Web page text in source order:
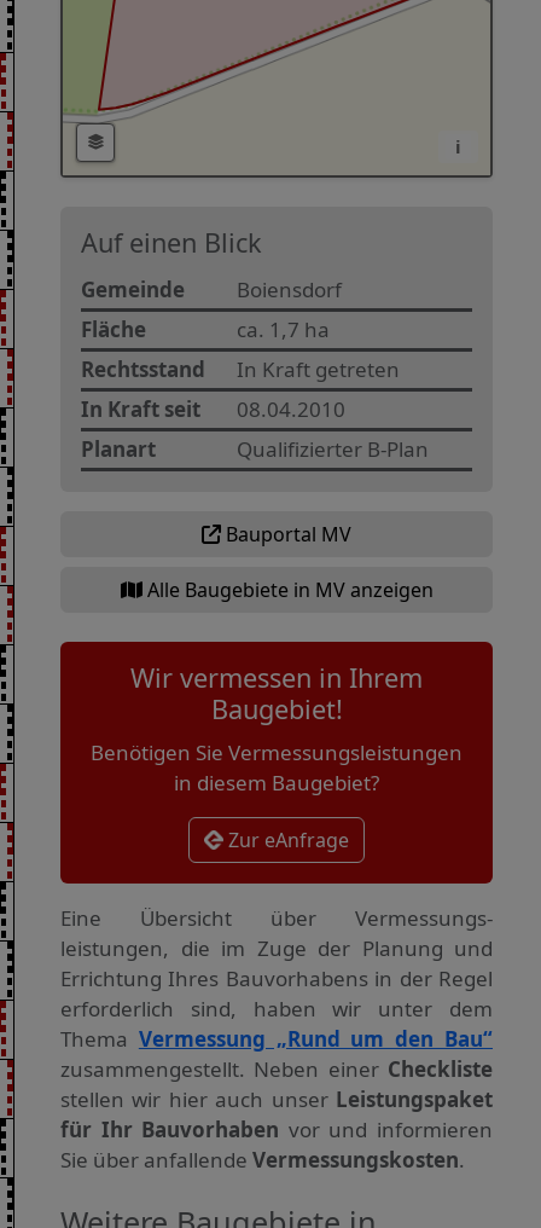
i
Auf einen Blick
Gemeinde
Boiensdorf
Fläche
ca. 1,7 ha
Rechtsstand
In Kraft getreten
In Kraft seit
08.04.2010
Planart
Qualifizierter B-Plan
Bauportal MV
Alle Baugebiete in MV anzeigen
Wir vermessen in Ihrem
Baugebiet!
Benötigen Sie Vermessungsleistungen
in diesem Baugebiet?
Zur eAnfrage
Eine Übersicht über Vermessungs­
leistungen, die im Zuge der Planung und
Errichtung Ihres Bauvorhabens in der Regel
erforderlich sind, haben wir unter dem
Thema Vermessung „Rund um den Bau“
zusammengestellt. Neben einer Checkliste
stellen wir hier auch unser Leistungspaket
für Ihr Bauvorhaben vor und informieren
Sie über anfallende Vermessungskosten.